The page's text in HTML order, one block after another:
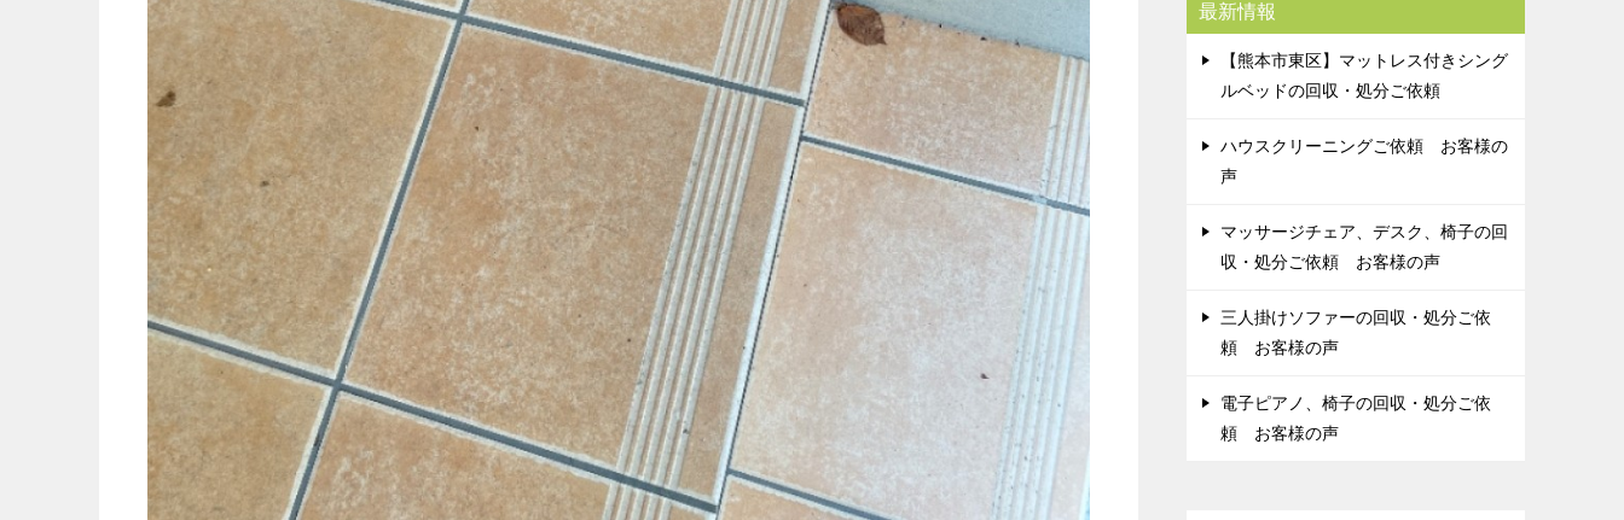
最新情報
【熊本市東区】マットレス付きシング
ルベッドの回収・処分ご依頼
ハウスクリーニングご依頼 お客様の
声
マッサージチェア、デスク、椅子の回
収・処分ご依頼 お客様の声
三人掛けソファーの回収・処分ご依
頼 お客様の声
電子ピアノ、椅子の回収・処分ご依
頼 お客様の声